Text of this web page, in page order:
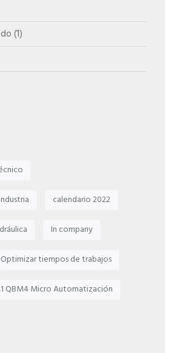
(1)
calendario 2022
In company
Optimizar tiempos de trabajos
QBM4 Micro Automatización